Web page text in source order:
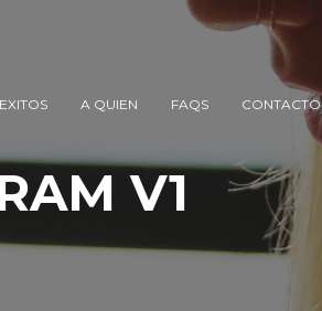
A QUIEN FAQS CONTACTO
V1